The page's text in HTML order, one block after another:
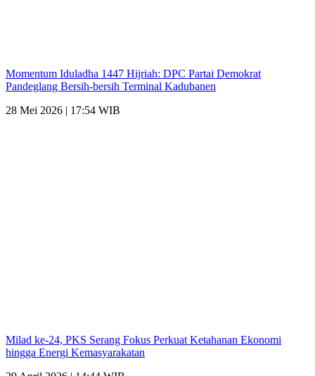
Momentum Iduladha 1447 Hijriah: DPC Partai Demokrat
Pandeglang Bersih-bersih Terminal Kadubanen
28 Mei 2026 | 17:54 WIB
Milad ke-24, PKS Serang Fokus Perkuat Ketahanan Ekonomi
hingga Energi Kemasyarakatan